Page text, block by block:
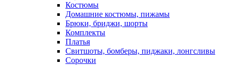
Костюмы
Домашние костюмы, пижамы
Брюки, бриджи, шорты
Комплекты
Платья
Свитшоты, бомберы, пиджаки, лонгсливы
Сорочки